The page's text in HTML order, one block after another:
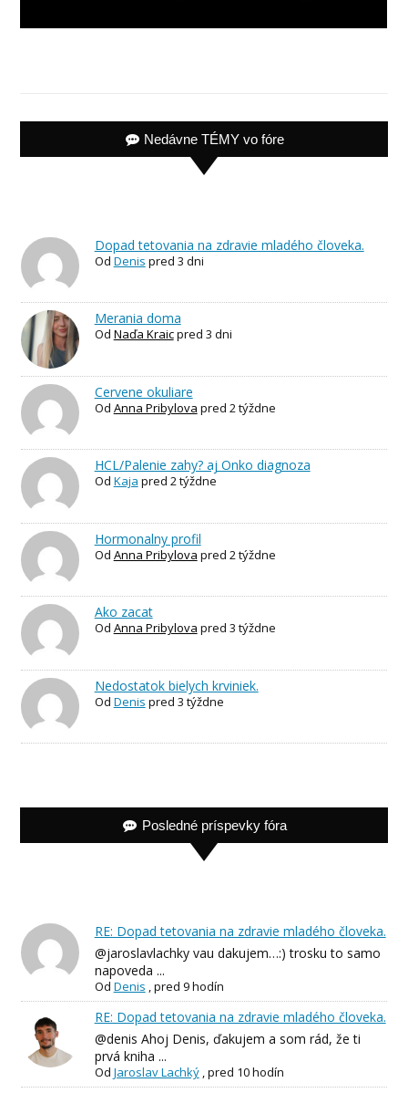
Nedávne TÉMY vo fóre
Dopad tetovania na zdravie mladého človeka.
Od Denis pred 3 dni
Merania doma
Od Naďa Kraicpred 3 dni
Cervene okuliare
Od Anna Pribylova pred 2 týždne
HCL/Palenie zahy? aj Onko diagnoza
Od Kaja pred 2 týždne
Hormonalny profil
Od Anna Pribylova pred 2 týždne
Ako zacat
Od Anna Pribylova pred 3 týždne
Nedostatok bielych krviniek.
Od Denis pred 3 týždne
Posledné príspevky fóra
RE: Dopad tetovania na zdravie mladého človeka.
@jaroslavlachky vau dakujem…:) trosku to samo
napoveda ...
Od Denis ,pred 9 hodín
RE: Dopad tetovania na zdravie mladého človeka.
@denis Ahoj Denis, ďakujem a som rád, že ti
prvá kniha ...
Od Jaroslav Lachký,pred 10 hodín